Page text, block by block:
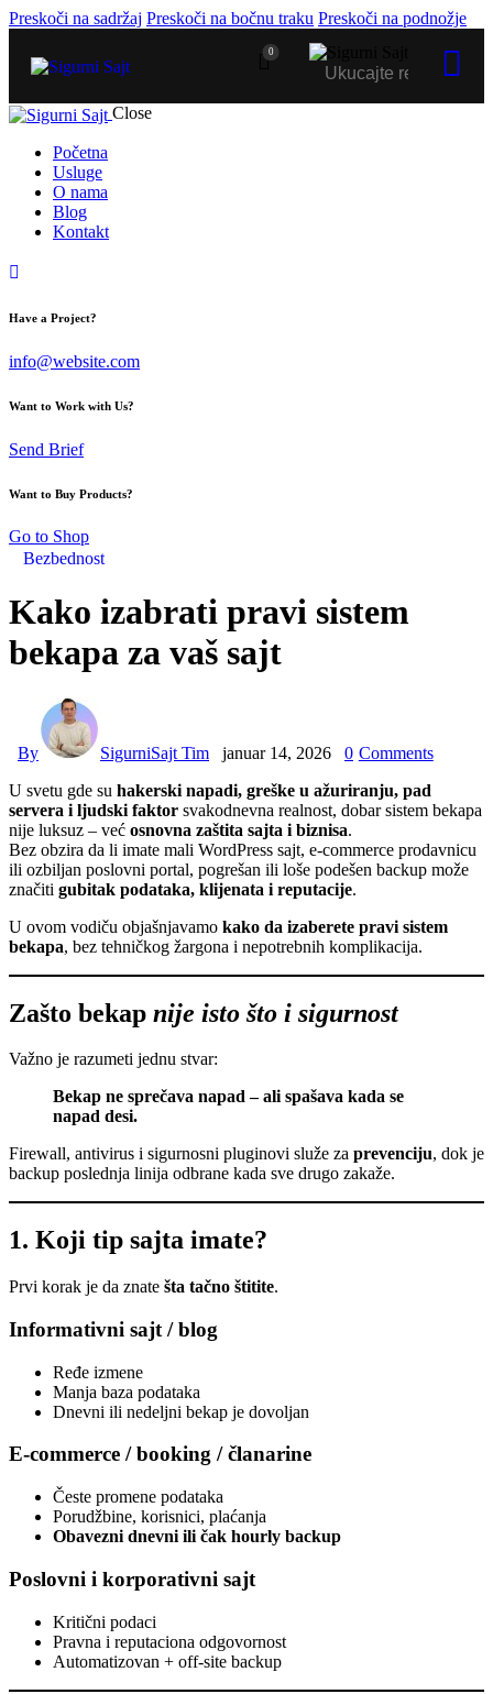
Preskoči na sadržaj Preskoči na bočnu traku Preskoči na podnožje
0
Close
Početna
Usluge
O nama
Blog
Kontakt
Have a Project?
info@website.com
Want to Work with Us?
Send Brief
Want to Buy Products?
Go to Shop
Bezbednost
Kako izabrati pravi sistem
bekapa za vaš sajt
By SigurniSajt Tim januar 14, 2026 0 Comments
U svetu gde su hakerski napadi, greške u ažuriranju, pad
servera i ljudski faktor svakodnevna realnost, dobar sistem bekapa
nije luksuz – već osnovna zaštita sajta i biznisa.
Bez obzira da li imate mali WordPress sajt, e-commerce prodavnicu
ili ozbiljan poslovni portal, pogrešan ili loše podešen backup može
značiti gubitak podataka, klijenata i reputacije.
U ovom vodiču objašnjavamo kako da izaberete pravi sistem
bekapa, bez tehničkog žargona i nepotrebnih komplikacija.
Zašto bekap nije isto što i sigurnost
Važno je razumeti jednu stvar:
Bekap ne sprečava napad – ali spašava kada se
napad desi.
Firewall, antivirus i sigurnosni pluginovi služe za prevenciju, dok je
backup poslednja linija odbrane kada sve drugo zakaže.
1. Koji tip sajta imate?
Prvi korak je da znate šta tačno štitite.
Informativni sajt / blog
Ređe izmene
Manja baza podataka
Dnevni ili nedeljni bekap je dovoljan
E-commerce / booking / članarine
Česte promene podataka
Porudžbine, korisnici, plaćanja
Obavezni dnevni ili čak hourly backup
Poslovni i korporativni sajt
Kritični podaci
Pravna i reputaciona odgovornost
Automatizovan + off-site backup